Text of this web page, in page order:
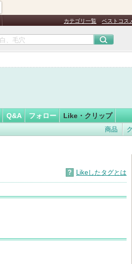
カテゴリ一覧 ベストコス
Q&A フォロー Like・クリップ
商品
? Likeしたタグとは